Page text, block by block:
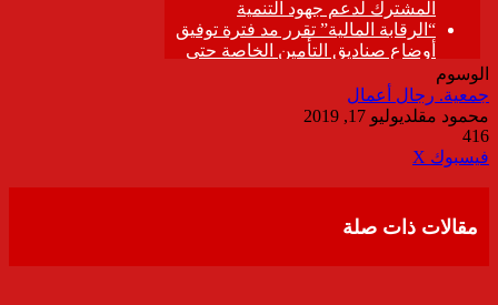
الوسوم
جمعية. رجال أعمال
محمود مقلديوليو 17, 2019
416
فيسبوك ‫X
مقالات ذات صلة